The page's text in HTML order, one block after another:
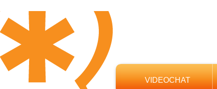
VIDEOCHAT